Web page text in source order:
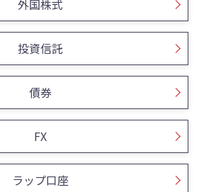
外国株式
投資信託
債券
FX
ラップ口座